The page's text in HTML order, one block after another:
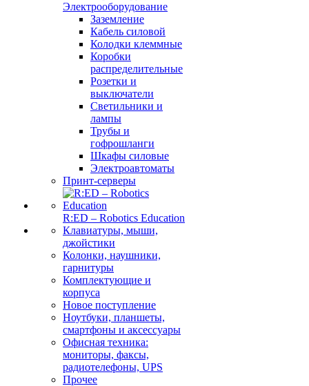
Электрооборудование
Заземление
Кабель силовой
Колодки клеммные
Коробки
распределительные
Розетки и
выключатели
Светильники и
лампы
Трубы и
гофрошланги
Шкафы силовые
Электроавтоматы
Принт-серверы
R:ED – Robotics Education
Клавиатуры, мыши,
джойстики
Колонки, наушники,
гарнитуры
Комплектующие и
корпуса
Новое поступление
Ноутбуки, планшеты,
смартфоны и аксессуары
Офисная техника:
мониторы, факсы,
радиотелефоны, UPS
Прочее